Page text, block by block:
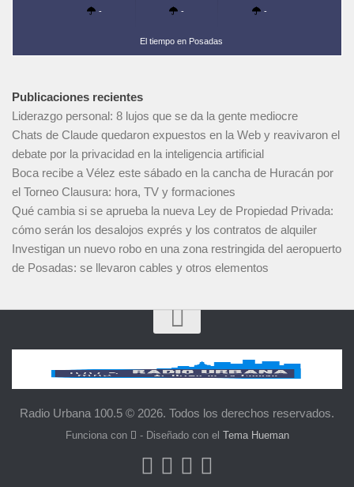
- - -
El tiempo en Posadas
Publicaciones recientes
Liderazgo personal: 8 lujos que se da la gente mediocre
Chats de Claude quedaron expuestos en la Web y reavivaron el
debate por la privacidad en la inteligencia artificial
Boca recibe a Vélez este sábado en la cancha de Huracán por
el Torneo Clausura: hora, TV y formaciones
Qué cambia si se aprueba la nueva Ley de Propiedad Privada:
cómo serán los desalojos exprés y los contratos de alquiler
Investigan un nuevo robo en una zona restringida del aeropuerto
de Posadas: se llevaron cables y otros elementos
Radio Urbana 100.5 © 2026. Todos los derechos reservados.
Funciona con - Diseñado con el Tema Hueman